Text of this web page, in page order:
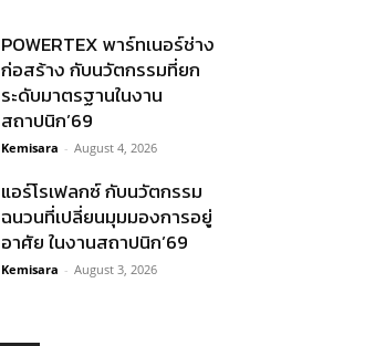
POWERTEX พาร์ทเนอร์ช่าง
ก่อสร้าง กับนวัตกรรมที่ยก
ระดับมาตรฐานในงาน
สถาปนิก’69
Kemisara - August 4, 2026
แอร์โรเฟลกซ์ กับนวัตกรรม
ฉนวนที่เปลี่ยนมุมมองการอยู่
อาศัย ในงานสถาปนิก’69
Kemisara - August 3, 2026